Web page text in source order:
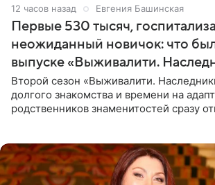
12 часов назад Евгения Башинская
Первые 530 тысяч,
неожиданный новичок: что
выпуске «Выживалити.
Второй сезон «Выживалити.
долгого знакомства и времени на
родственников знаменитостей сразу